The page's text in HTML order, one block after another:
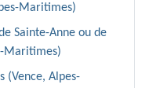
Maritimes)
Sainte-Anne ou de
Maritimes)
(Vence, Alpes-